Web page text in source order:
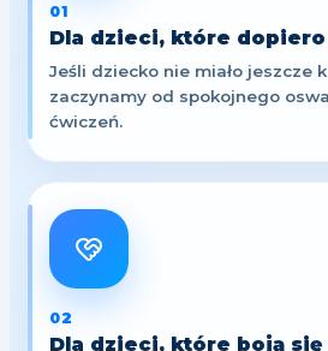
01
Dla dzieci, które dopiero
Jeśli dziecko nie miało jeszcze
zaczynamy od spokojnego
ćwiczeń.
02
Dla dzieci, które boją się